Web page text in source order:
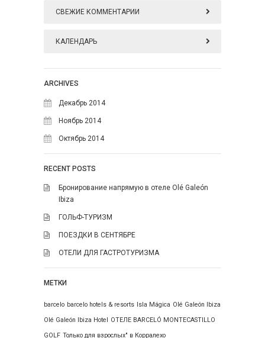
СВЕЖИЕ КОММЕНТАРИИ
КАЛЕНДАРЬ
3 4 5
10 11
17 18 19 20 21 22 23
31
ARCHIVES
Декабрь 2014
Ноябрь 2014
Октябрь 2014
RECENT POSTS
Бронирование напрямую в отеле Olé Galeón
Ibiza
ГОЛЬФ-ТУРИЗМ
ПОЕЗДКИ В СЕНТЯБРЕ
ОТЕЛИ ДЛЯ ГАСТРОТУРИЗМА
МЕТКИ
barcelo barcelo hotels & resorts Isla Mágica Olé Galeón Ibiza
Olé Galeón Ibiza Hotel ОТЕЛЕ BARCELÓ MONTECASTILLO
GOLF Только для взрослых" в Корралехо